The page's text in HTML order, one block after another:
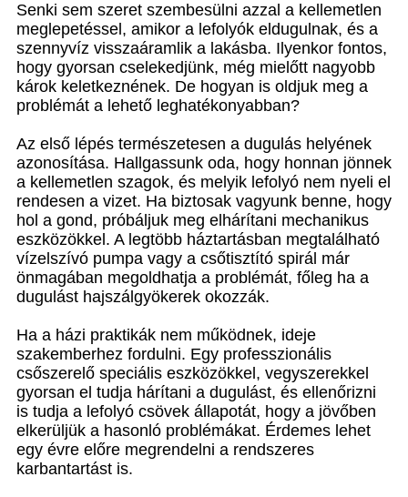
Senki sem szeret szembesülni azzal a kellemetlen
meglepetéssel, amikor a lefolyók eldugulnak, és a
szennyvíz visszaáramlik a lakásba. Ilyenkor fontos,
hogy gyorsan cselekedjünk, még mielőtt nagyobb
károk keletkeznének. De hogyan is oldjuk meg a
problémát a lehető leghatékonyabban?
Az első lépés természetesen a dugulás helyének
azonosítása. Hallgassunk oda, hogy honnan jönnek
a kellemetlen szagok, és melyik lefolyó nem nyeli el
rendesen a vizet. Ha biztosak vagyunk benne, hogy
hol a gond, próbáljuk meg elhárítani mechanikus
eszközökkel. A legtöbb háztartásban megtalálható
vízelszívó pumpa vagy a csőtisztító spirál már
önmagában megoldhatja a problémát, főleg ha a
dugulást hajszálgyökerek okozzák.
Ha a házi praktikák nem működnek, ideje
szakemberhez fordulni. Egy professzionális
csőszerelő speciális eszközökkel, vegyszerekkel
gyorsan el tudja hárítani a dugulást, és ellenőrizni
is tudja a lefolyó csövek állapotát, hogy a jövőben
elkerüljük a hasonló problémákat. Érdemes lehet
egy évre előre megrendelni a rendszeres
karbantartást is.